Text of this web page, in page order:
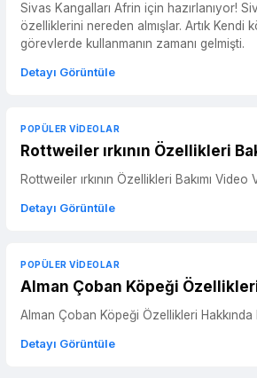
Sivas Kangalları Afrin için hazırlanıyor!
özelliklerini nereden almışlar. Artık Kendi
görevlerde kullanmanın zamanı gelmişti.
Detayı Görüntüle
POPÜLER VIDEOLAR
Rottweiler ırkının Özellikleri
Rottweiler ırkının Özellikleri Bakımı Video
Detayı Görüntüle
POPÜLER VIDEOLAR
Alman Çoban Köpeği
Alman Çoban Köpeği Özellikleri
Detayı Görüntüle